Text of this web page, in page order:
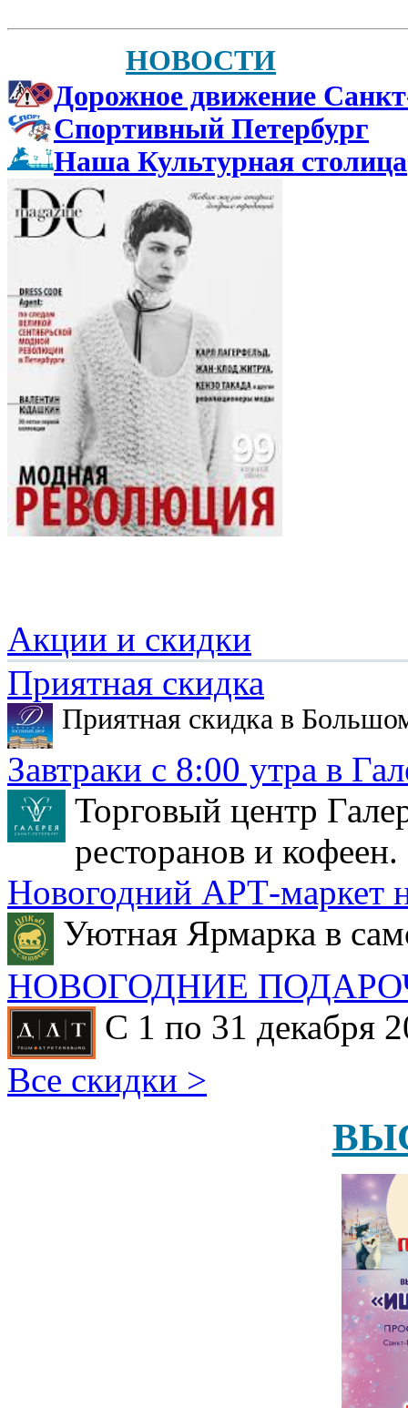
НОВОСТИ
Дорожное движение
Спортивный Петербург
Наша Культурная столица
Акции и скидки
Приятная скидка
Приятная скидка в
Завтраки с 8:00 утра в
Торговый центр
ресторанов и кофеен.
Новогодний АРТ-маркет
Уютная Ярмарка в
НОВОГОДНИЕ
С 1 по 31 декабря
Все скидки >